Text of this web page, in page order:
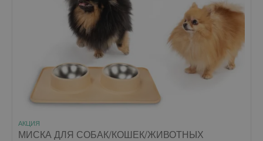
АКЦИЯ
МИСКА ДЛЯ СОБАК/КОШЕК/ЖИВОТНЫХ